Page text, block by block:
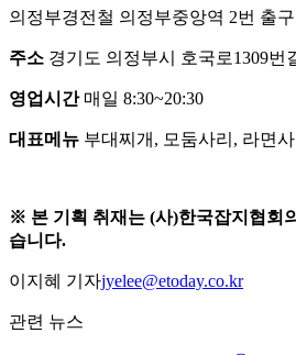
의정부경전철 의정부중앙역 2번 출구
주소 경기도 의정부시 호국로1309번
영업시간매일 8:30~20:30
대표메뉴 부대찌개, 모둠사리, 라면
※ 본 기획 취재는 (사)한국잡지협회
습니다.
이지혜 기자jyelee@etoday.co.kr
관련 뉴스